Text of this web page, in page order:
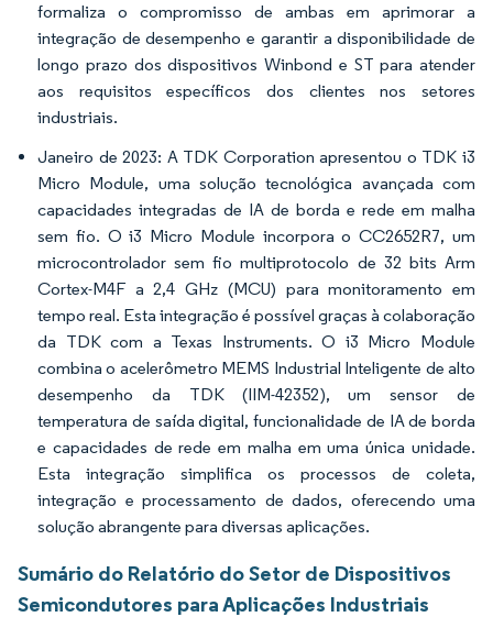
formaliza o compromisso de ambas em aprimorar a
integração de desempenho e garantir a disponibilidade de
longo prazo dos dispositivos Winbond e ST para atender
aos requisitos específicos dos clientes nos setores
industriais.
Janeiro de 2023: A TDK Corporation apresentou o TDK i3
Micro Module, uma solução tecnológica avançada com
capacidades integradas de IA de borda e rede em malha
sem fio. O i3 Micro Module incorpora o CC2652R7, um
microcontrolador sem fio multiprotocolo de 32 bits Arm
Cortex-M4F a 2,4 GHz (MCU) para monitoramento em
tempo real. Esta integração é possível graças à colaboração
da TDK com a Texas Instruments. O i3 Micro Module
combina o acelerômetro MEMS Industrial Inteligente de alto
desempenho da TDK (IIM-42352), um sensor de
temperatura de saída digital, funcionalidade de IA de borda
e capacidades de rede em malha em uma única unidade.
Esta integração simplifica os processos de coleta,
integração e processamento de dados, oferecendo uma
solução abrangente para diversas aplicações.
Sumário do Relatório do Setor de Dispositivos
Semicondutores para Aplicações Industriais